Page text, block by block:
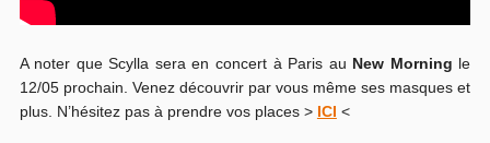
A noter que Scylla sera en concert à Paris au New Morning le
12/05 prochain. Venez découvrir par vous même ses masques et
plus. N’hésitez pas à prendre vos places > ICI <